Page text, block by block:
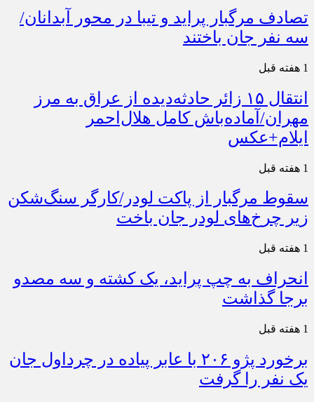
تصادف مرگبار پراید و تیبا در محور آبدانان/
سه نفر جان باختند
1 هفته قبل
انتقال ۱۵ زائر حادثه‌دیده از عراق به مرز
مهران/آماده‌باش کامل هلال‌احمر
ایلام+عکس
1 هفته قبل
سقوط مرگبار از پاکت لودر/کارگر سنگ‌شکن
زیر چرخ‌های لودر جان باخت
1 هفته قبل
انحراف به چپ پراید، یک کشته و سه مصدو
برجا گذاشت
1 هفته قبل
برخورد پژو ۲۰۶ با عابر پیاده در چرداول جان
یک نفر را گرفت